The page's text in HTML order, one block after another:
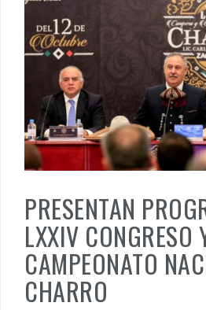
PRESENTAN
LXXIV CONGRESO
CAMPEONATO
CHARRO